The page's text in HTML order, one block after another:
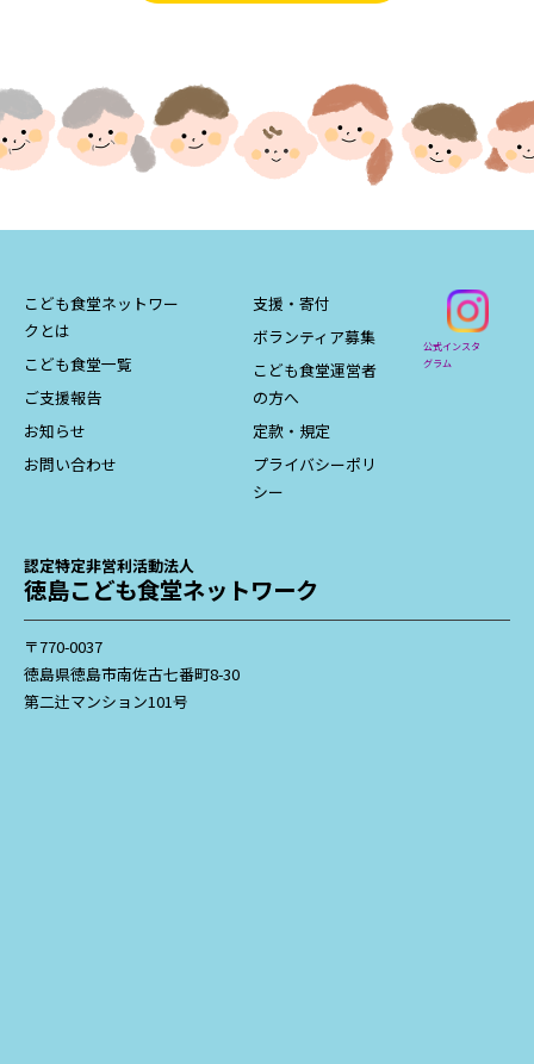
こども食堂ネットワー
クとは
こども食堂一覧
ご支援報告
お知らせ
お問い合わせ
支援・寄付
ボランティア募集
こども食堂運営者
の方へ
定款・規定
プライバシーポリ
シー
公式インスタ
グラム
認定特定非営利活動法人
徳島こども食堂ネットワーク
〒770-0037
徳島県徳島市南佐古七番町8-30
第二辻マンション101号